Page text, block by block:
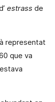
estrass de
representat
que va